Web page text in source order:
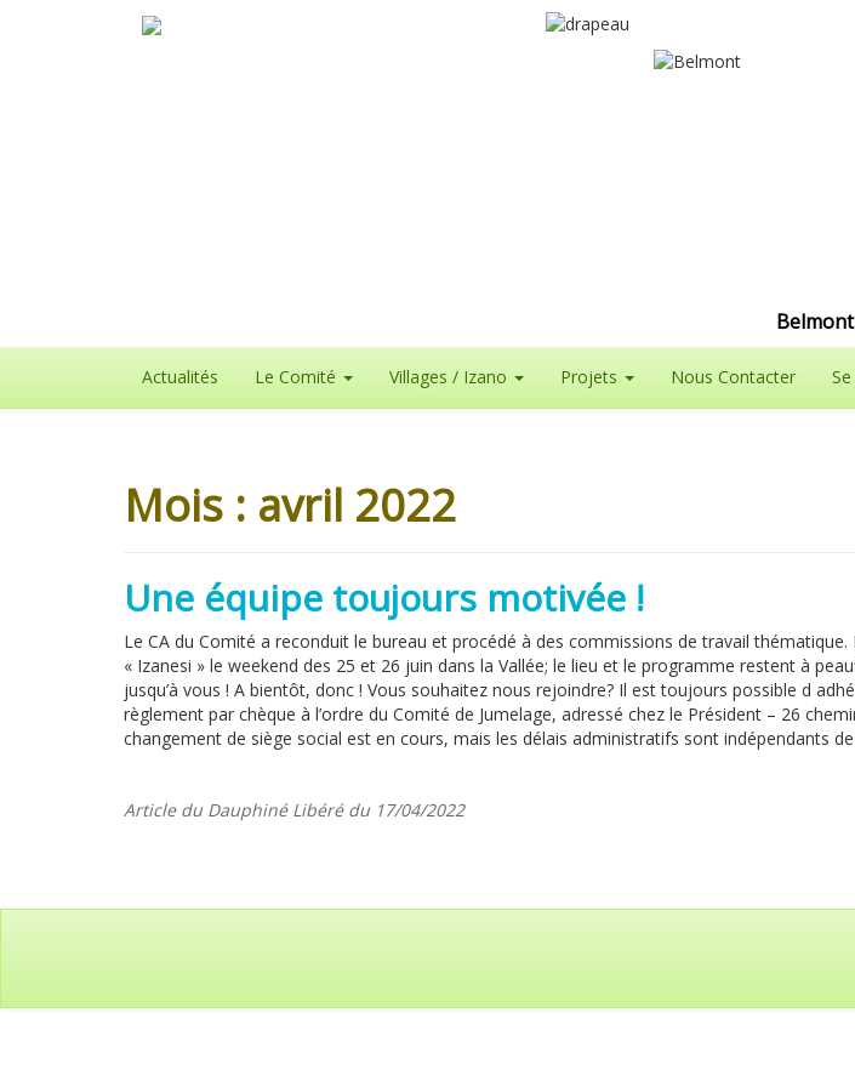
Belmont
Actualités Le Comité Villages / Izano Projets Nous Contacter
Mois : avril 2022
Une équipe toujours motivée !
Le CA du Comité a reconduit le bureau et procédé à des commissions de travail
« Izanesi » le weekend des 25 et 26 juin dans la Vallée; le lieu et le programme restent à
jusqu’à vous ! A bientôt, donc ! Vous souhaitez nous rejoindre? Il est toujours possible d
règlement par chèque à l’ordre du Comité de Jumelage, adressé chez le Président – 26
changement de siège social est en cours, mais les délais administratifs sont indépendants
Article du Dauphiné Libéré du 17/04/2022